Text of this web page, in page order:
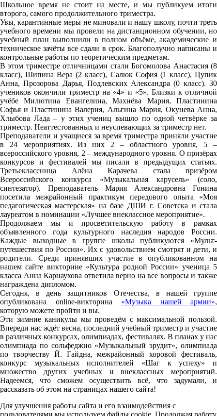
Школьное время не стоит на месте, и мы публикуем итоги
второго, самого продолжительного триместра.
Увы, карантинные меры не миновали и нашу школу, почти треть
учебного времени мы провели на дистанционном обучении, но
учебный план выполнили в полном объёме, академические и
техническое зачёты все сдали в срок. Благополучно написаны и
контрольные работы по теоретическим предметам.
В этом триместре отличницами стали Богомолова Анастасия (8
класс), Шипина Вера (2 класс), Салюк София (1 класс), Цупик
Анна, Прозорова Дарья, Подлевских Александра (0 класс). 30
учеников окончили триместр на «4» и «5». Близки к отличной
учёбе Милютина Евангелина, Махнёва Мария, Пластинина
Софья и Пластинина Валерия, Альгина Мария, Окунева Анна,
Хлыбова Лада – у этих учениц вышло по одной четвёрке за
триместр. Неаттестованных и неуспевающих за триместр нет.
Преподаватели и учащиеся за время триместра приняли участие
в 24 мероприятиях. Из них 2 – областного уровня, 5 –
всероссийского уровня, 2 – международного уровня. О призёрах
конкурсов и фестивалей мы писали в предыдущих статьях.
Третьеклассница Алёна Карачева стала призёром
Всероссийского конкурса «Музыкальная карусель» (соло,
синтезатор). Преподаватель Мария Александровна Гонина
посетила межрайонный практикум передового опыта «Моя
педагогическая мастерская» на базе ДШИ г. Советска и стала
лауреатом в номинации «Лучшее внеклассное мероприятие».
Продолжаем мы и просветительскую работу в рамках
объявленного года культурного наследия народов России.
Каждые выходные в группе школы публикуются «Мульт-
путешествия по России». Их с удовольствием смотрят и дети, и
родители. Среди принявших участие в опубликованном на
нашем сайте викторине «Культура родной России» ученица 5
класса Анна Карнаухова ответила верно на все вопросы и также
награждена дипломом.
Сегодня, в день защитников Отечества, в нашей группе
опубликована online-викторина «Музыка нашей армии»,
которую можете пройти и вы.
Эти зимние каникулы мы проведём с максимальной пользой.
Впереди нас ждёт весна, последний учебный триместр и участие
в различных конкурсах, олимпиадах, фестивалях. В планах у нас
олимпиада по сольфеджио «Музыкальный эрудит», олимпиада
по творчеству Й. Гайдна, межрайонный хоровой фестиваль,
конкурс музыкальных исполнителей «Шаг к успеху» и
множество других учебных и внеклассных мероприятий.
Надеемся, что сможем осуществить всё, что задумали, и
рассказать об этом на страницах нашего сайта!
Для улучшения работы сайта и его взаимодействия с